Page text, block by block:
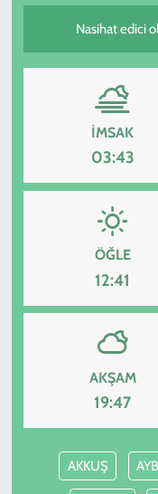
Nasihat edici
İMSAK
03:43
ÖĞLE
12:41
AKŞAM
19:47
AKKUŞ